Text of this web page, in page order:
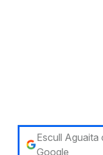
Escull
Google